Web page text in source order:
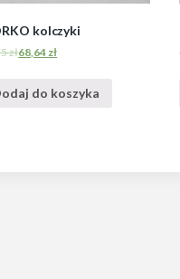
kolczyki
zł68,64 zł
do koszyka